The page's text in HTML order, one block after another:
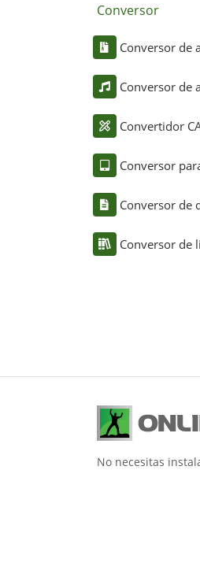
Conversor
Conversor de
Conversor de
Convertidor
Conversor
Conversor de
Conversor de
No necesitas